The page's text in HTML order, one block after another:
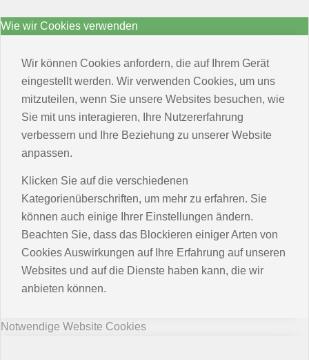
Wie wir Cookies verwenden
Wir können Cookies anfordern, die auf Ihrem Gerät
eingestellt werden. Wir verwenden Cookies, um uns
mitzuteilen, wenn Sie unsere Websites besuchen, wie
Sie mit uns interagieren, Ihre Nutzererfahrung
verbessern und Ihre Beziehung zu unserer Website
anpassen.
Klicken Sie auf die verschiedenen
Kategorienüberschriften, um mehr zu erfahren. Sie
können auch einige Ihrer Einstellungen ändern.
Beachten Sie, dass das Blockieren einiger Arten von
Cookies Auswirkungen auf Ihre Erfahrung auf unseren
Websites und auf die Dienste haben kann, die wir
anbieten können.
Notwendige Website Cookies